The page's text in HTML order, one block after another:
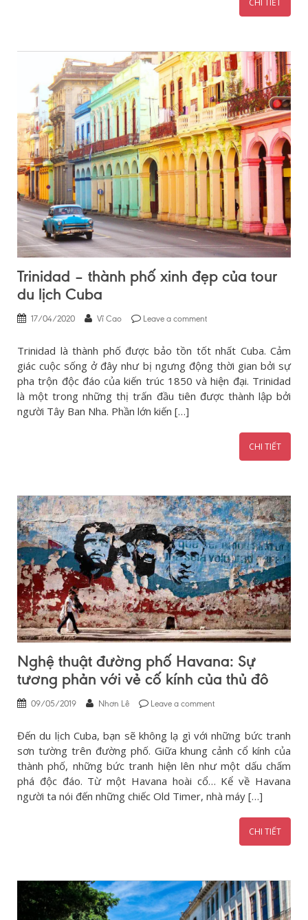
CHI TIẾT
Trinidad – thành phố xinh đẹp của tour
du lịch Cuba
17/04/2020 Vĩ Cao Leave a comment
Trinidad là thành phố được bảo tồn tốt nhất Cuba. Cảm
giác cuộc sống ở đây như bị ngưng động thời gian bởi sự
pha trộn độc đáo của kiến trúc 1850 và hiện đại. Trinidad
là một trong những thị trấn đầu tiên được thành lập bởi
người Tây Ban Nha. Phần lớn kiến […]
CHI TIẾT
Nghệ thuật đường phố Havana: Sự
tương phản với vẻ cố kính của thủ đô
09/05/2019 Nhơn Lê Leave a comment
Đến du lịch Cuba, bạn sẽ không lạ gì với những bức tranh
sơn tường trên đường phố. Giữa khung cảnh cổ kính của
thành phố, những bức tranh hiện lên như một dấu chấm
phá độc đáo. Từ một Havana hoài cổ… Kể về Havana
người ta nói đến những chiếc Old Timer, nhà máy […]
CHI TIẾT